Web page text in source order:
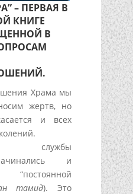
– ПЕРВАЯ В
КНИГЕ
В
Храма мы
жертв, но
и всех
службы
и
“постоянной
тамид). Это